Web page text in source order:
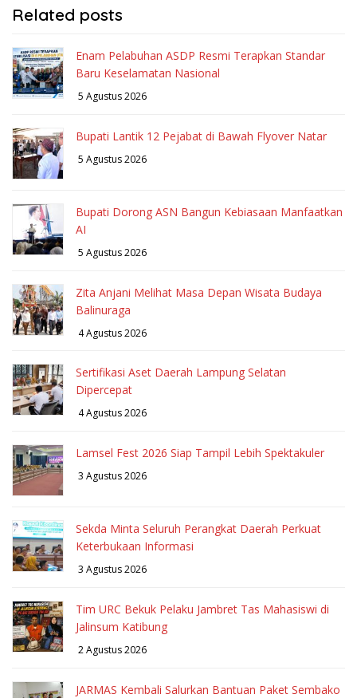
Related posts
Enam Pelabuhan ASDP Resmi Terapkan Standar
Baru Keselamatan Nasional
5 Agustus 2026
Bupati Lantik 12 Pejabat di Bawah Flyover Natar
5 Agustus 2026
Bupati Dorong ASN Bangun Kebiasaan Manfaatkan
AI
5 Agustus 2026
Zita Anjani Melihat Masa Depan Wisata Budaya
Balinuraga
4 Agustus 2026
Sertifikasi Aset Daerah Lampung Selatan
Dipercepat
4 Agustus 2026
Lamsel Fest 2026 Siap Tampil Lebih Spektakuler
3 Agustus 2026
Sekda Minta Seluruh Perangkat Daerah Perkuat
Keterbukaan Informasi
3 Agustus 2026
Tim URC Bekuk Pelaku Jambret Tas Mahasiswi di
Jalinsum Katibung
2 Agustus 2026
JARMAS Kembali Salurkan Bantuan Paket Sembako